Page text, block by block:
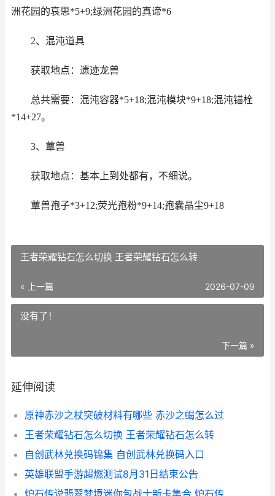
洲花园的哀思*5+9;绿洲花园的真谛*6
2、混沌道具
获取地点：遗迹龙兽
总共需要：混沌容器*5+18;混沌模块*9+18;混沌锚栓
*14+27。
3、蕈兽
获取地点：基本上到处都有，不细说。
蕈兽孢子*3+12;荧光孢粉*9+14;孢囊晶尘9+18
王者荣耀钻石怎么切换 王者荣耀钻石怎么转
« 上一篇 2026-07-09
没有了！
下一篇 »
延伸阅读
原神赤沙之杖突破材料有哪些 赤沙之蝎怎么过
王者荣耀钻石怎么切换 王者荣耀钻石怎么转
自创武林兑换码锦集 自创武林兑换码入口
英雄联盟手游超燃测试8月31日结束公告